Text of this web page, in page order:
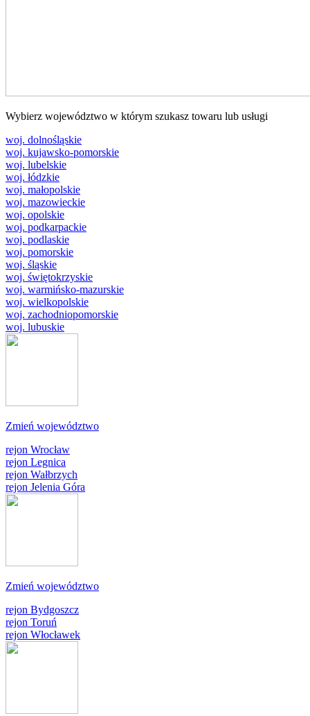
Wybierz województwo w którym szukasz towaru lub usługi
woj. dolnośląskie
woj. kujawsko-pomorskie
woj. lubelskie
woj. łódzkie
woj. małopolskie
woj. mazowieckie
woj. opolskie
woj. podkarpackie
woj. podlaskie
woj. pomorskie
woj. śląskie
woj. świętokrzyskie
woj. warmińsko-mazurskie
woj. wielkopolskie
woj. zachodniopomorskie
woj. lubuskie
Zmień województwo
rejon Wrocław
rejon Legnica
rejon Wałbrzych
rejon Jelenia Góra
Zmień województwo
rejon Bydgoszcz
rejon Toruń
rejon Włocławek